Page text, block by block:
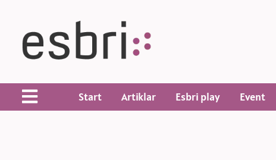
Start Artiklar Esbri play Event